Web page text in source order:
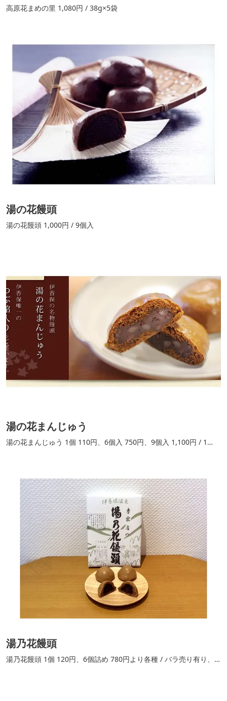
高原花まめの里 1,080円 / 38g×5袋
湯の花饅頭
湯の花饅頭 1,000円 / 9個入
湯の花まんじゅう
湯の花まんじゅう 1個 110円、6個入 750円、9個入 1,100円 / 1
湯乃花饅頭
湯乃花饅頭 1個 120円、6個詰め 780円より各種 / バラ売り有り、